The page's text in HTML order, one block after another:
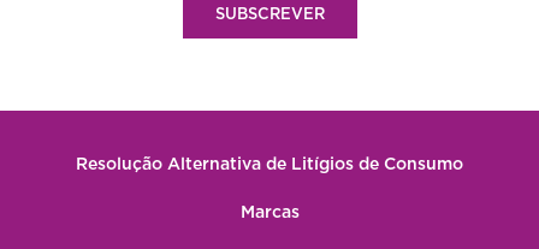
SUBSCREVER
Resolução Alternativa de Litígios de Consumo
Marcas